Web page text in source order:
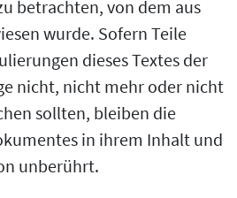
betrachten, von dem aus
wurde. Sofern Teile
dieses Textes der
nicht, nicht mehr oder nicht
sollten, bleiben die
in ihrem Inhalt und
unberührt.